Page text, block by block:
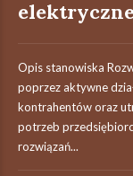
Opis stanowiska
poprzez aktywne
kontrahentów oraz
potrzeb
rozwiązań...